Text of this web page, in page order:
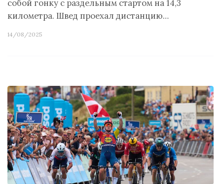
собой гонку с раздельным стартом на 14,3
километра. Швед проехал дистанцию…
14/08/2025